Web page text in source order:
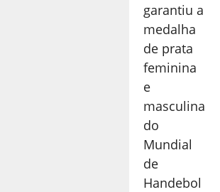
garantiu a
medalha
de prata
feminina
e
masculina
do
Mundial
de
Handebol